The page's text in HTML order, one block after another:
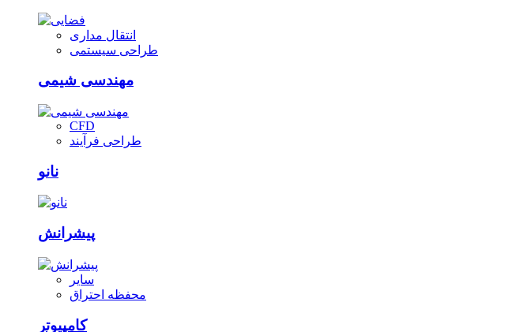
انتقال مداری
طراحی سیستمی
مهندسی شیمی
CFD
طراحی فرآیند
نانو
پیشرانش
سایر
محفظه احتراق
کامپیوتر